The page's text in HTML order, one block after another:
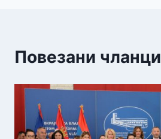
Повезани чланци